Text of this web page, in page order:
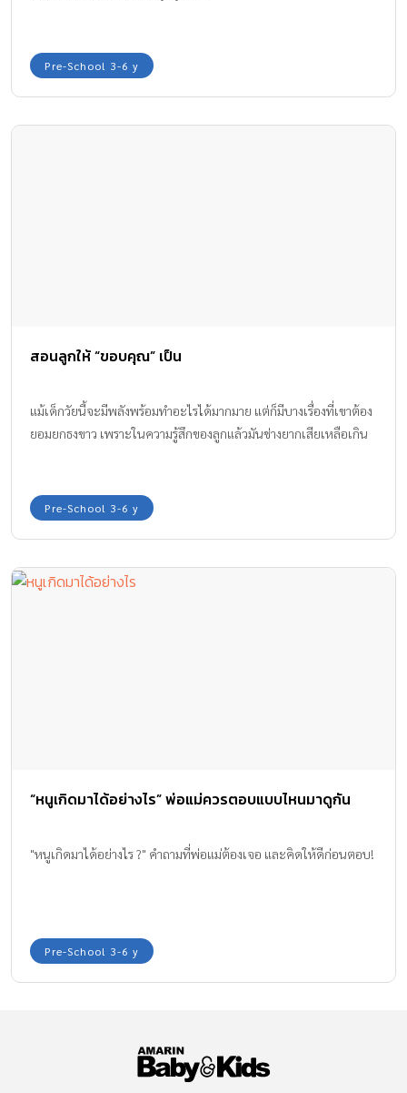
Pre-School 3-6 y
สอนลูกให้ “ขอบคุณ” เป็น
แม้เด็กวัยนี้จะมีพลังพร้อมทำอะไรได้มากมาย แต่ก็มีบางเรื่องที่เขาต้อง
ยอมยกธงขาว เพราะในความรู้สึกของลูกแล้วมันช่างยากเสียเหลือเกิน
Pre-School 3-6 y
“หนูเกิดมาได้อย่างไร” พ่อแม่ควรตอบแบบไหนมาดูกัน
"หนูเกิดมาได้อย่างไร ?" คำถามที่พ่อแม่ต้องเจอ และคิดให้ดีก่อนตอบ!
Pre-School 3-6 y